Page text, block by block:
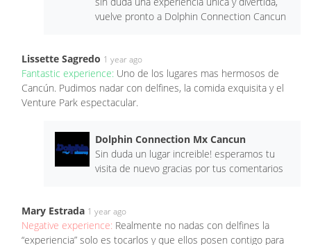
vuelve pronto a Dolphin Connection Cancun
Lissette Sagredo 1 year ago
Fantastic experience: Uno de los lugares mas hermosos de
Cancún. Pudimos nadar con delfines, la comida exquisita y el
Venture Park espectacular.
Dolphin Connection Mx Cancun
Sin duda un lugar increible! esperamos tu
visita de nuevo gracias por tus comentarios
Mary Estrada 1 year ago
Negative experience: Realmente no nadas con delfines la
“experiencia” solo es tocarlos y que ellos posen contigo para